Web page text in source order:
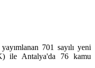
701 sayılı yeni
ile Antalya'da 76 kamu